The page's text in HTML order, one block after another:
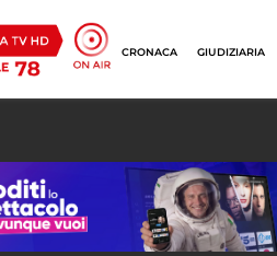
CRONACA GIUDIZIARIA